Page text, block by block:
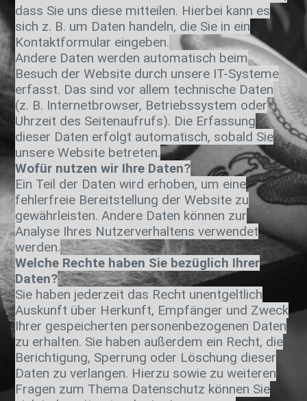
dass Sie uns diese mitteilen. Hierbei kann es
sich z. B. um Daten handeln, die Sie in ein
Kontaktformular eingeben.
Andere Daten werden automatisch beim
Besuch der Website durch unsere IT-Systeme
erfasst. Das sind vor allem technische Daten
(z. B. Internetbrowser, Betriebssystem oder
Uhrzeit des Seitenaufrufs). Die Erfassung
dieser Daten erfolgt automatisch, sobald Sie
unsere Website betreten.
Wofür nutzen wir Ihre Daten?
Ein Teil der Daten wird erhoben, um eine
fehlerfreie Bereitstellung der Website zu
gewährleisten. Andere Daten können zur
Analyse Ihres Nutzerverhaltens verwendet
werden.
Welche Rechte haben Sie bezüglich Ihrer
Daten?
Sie haben jederzeit das Recht unentgeltlich
Auskunft über Herkunft, Empfänger und Zweck
Ihrer gespeicherten personenbezogenen Daten
zu erhalten. Sie haben außerdem ein Recht, die
Berichtigung, Sperrung oder Löschung dieser
Daten zu verlangen. Hierzu sowie zu weiteren
Fragen zum Thema Datenschutz können Sie